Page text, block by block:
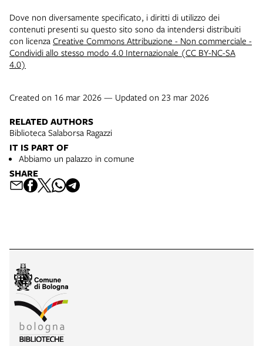
Dove non diversamente specificato, i diritti di utilizzo dei
contenuti presenti su questo sito sono da intendersi distribuiti
con licenza Creative Commons Attribuzione - Non commerciale -
Condividi allo stesso modo 4.0 Internazionale (CC BY-NC-SA
4.0)
Created on 16 mar 2026 — Updated on 23 mar 2026
RELATED AUTHORS
Biblioteca Salaborsa Ragazzi
IT IS PART OF
Abbiamo un palazzo in comune
SHARE